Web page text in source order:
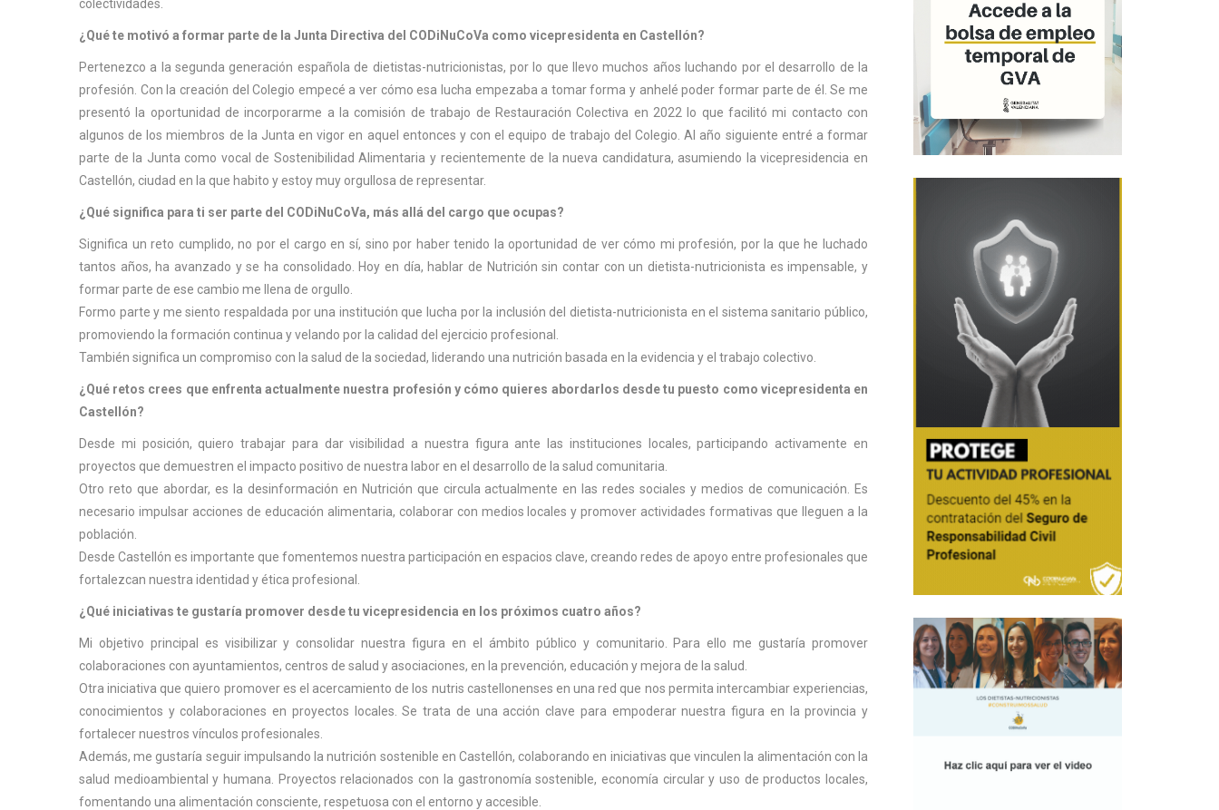
colectividades.
¿Qué te motivó a formar parte de la Junta Directiva del CODiNuCoVa como vicepresidenta en Castellón?
Pertenezco a la segunda generación española de dietistas-nutricionistas, por lo que llevo muchos años luchando por el desarrollo de la
profesión. Con la creación del Colegio empecé a ver cómo esa lucha empezaba a tomar forma y anhelé poder formar parte de él. Se me
presentó la oportunidad de incorporarme a la comisión de trabajo de Restauración Colectiva en 2022 lo que facilitó mi contacto con
algunos de los miembros de la Junta en vigor en aquel entonces y con el equipo de trabajo del Colegio. Al año siguiente entré a formar
parte de la Junta como vocal de Sostenibilidad Alimentaria y recientemente de la nueva candidatura, asumiendo la vicepresidencia en
Castellón, ciudad en la que habito y estoy muy orgullosa de representar.
¿Qué significa para ti ser parte del CODiNuCoVa, más allá del cargo que ocupas?
Significa un reto cumplido, no por el cargo en sí, sino por haber tenido la oportunidad de ver cómo mi profesión, por la que he luchado
tantos años, ha avanzado y se ha consolidado. Hoy en día, hablar de Nutrición sin contar con un dietista-nutricionista es impensable, y
formar parte de ese cambio me llena de orgullo.
Formo parte y me siento respaldada por una institución que lucha por la inclusión del dietista-nutricionista en el sistema sanitario público,
promoviendo la formación continua y velando por la calidad del ejercicio profesional.
También significa un compromiso con la salud de la sociedad, liderando una nutrición basada en la evidencia y el trabajo colectivo.
¿Qué retos crees que enfrenta actualmente nuestra profesión y cómo quieres abordarlos desde tu puesto como vicepresidenta en
Castellón?
Desde mi posición, quiero trabajar para dar visibilidad a nuestra figura ante las instituciones locales, participando activamente en
proyectos que demuestren el impacto positivo de nuestra labor en el desarrollo de la salud comunitaria.
Otro reto que abordar, es la desinformación en Nutrición que circula actualmente en las redes sociales y medios de comunicación. Es
necesario impulsar acciones de educación alimentaria, colaborar con medios locales y promover actividades formativas que lleguen a la
población.
Desde Castellón es importante que fomentemos nuestra participación en espacios clave, creando redes de apoyo entre profesionales que
fortalezcan nuestra identidad y ética profesional.
¿Qué iniciativas te gustaría promover desde tu vicepresidencia en los próximos cuatro años?
Mi objetivo principal es visibilizar y consolidar nuestra figura en el ámbito público y comunitario. Para ello me gustaría promover
colaboraciones con ayuntamientos, centros de salud y asociaciones, en la prevención, educación y mejora de la salud.
Otra iniciativa que quiero promover es el acercamiento de los nutris castellonenses en una red que nos permita intercambiar experiencias,
conocimientos y colaboraciones en proyectos locales. Se trata de una acción clave para empoderar nuestra figura en la provincia y
fortalecer nuestros vínculos profesionales.
Además, me gustaría seguir impulsando la nutrición sostenible en Castellón, colaborando en iniciativas que vinculen la alimentación con la
salud medioambiental y humana. Proyectos relacionados con la gastronomía sostenible, economía circular y uso de productos locales,
fomentando una alimentación consciente, respetuosa con el entorno y accesible.